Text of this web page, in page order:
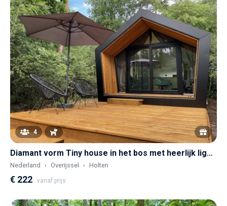
4
Diamant vorm Tiny house in het bos met heerlijk ligbad
Nederland Overijssel Holten
€ 222 vanaf prijs